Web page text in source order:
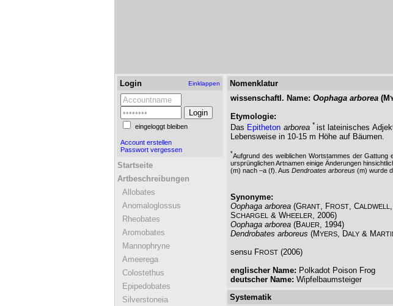
Login Einklappen
eingeloggt bleiben
Account erstellen
Passwort vergessen
Startseite
Artbeschreibungen
Allobates
Anomaloglossus
Rheobates
Aromobates
Mannophryne
Ameerega
Colostethus
Epipedobates
Silverstoneia
Nomenklatur
wissenschaftl. Name: Oophaga arborea (M
Etymologie:
Das Epitheton arborea *ist lateinisches
Lebensweise in 10-15 m Höhe auf Bäumen.
*Aufgrund des weiblichen Wortstammes der
ursprünglichen Artnamen einige Änderungen
(m) nach –a (f). Aus Dendroates arboreus (m) wurde
Synonyme:
Oophaga arborea (GRANT , FROST , CALDWELL
SCHARGEL & WHEELER
, 2006)
Oophaga arborea (BAUER
, 1994)
Dendrobates arboreus (MYERS , DALY & M
sensu FROST (2006)
englischer Name: Polkadot Poison Frog
deutscher Name: Wipfelbaumsteiger
Systematik